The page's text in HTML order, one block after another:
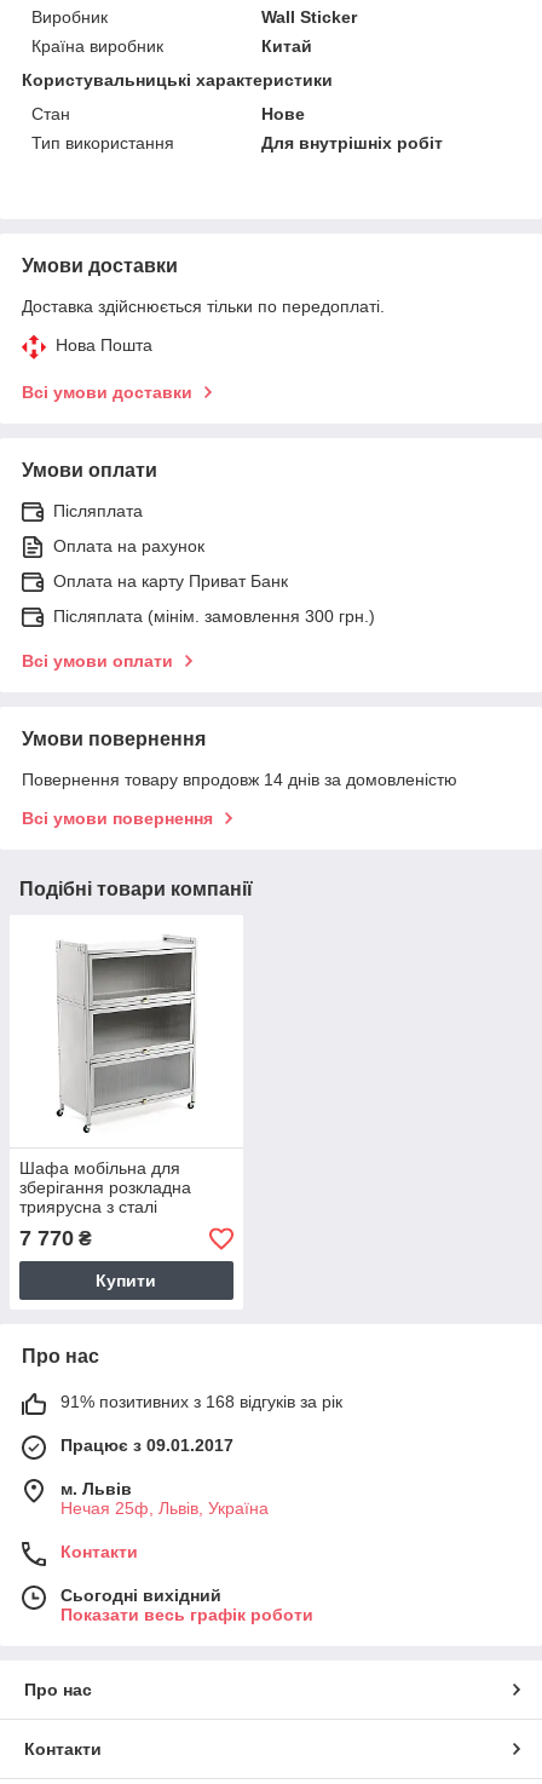
Виробник
Wall Sticker
Країна виробник
Китай
Користувальницькі характеристики
Стан
Нове
Тип використання
Для внутрішніх робіт
Умови доставки
Доставка здійснюється тільки по передоплаті.
Нова Пошта
Всі умови доставки
Умови оплати
Післяплата
Оплата на рахунок
Оплата на карту Приват Банк
Післяплата (мінім. замовлення 300 грн.)
Всі умови оплати
Умови повернення
Повернення товару впродовж 14 днів за домовленістю
Всі умови повернення
Подібні товари компанії
Шафа мобільна для
зберігання розкладна
триярусна з сталі
70х36х112,8см Світло-
сірий SW-00002116
7 770 ₴
Купити
Про нас
91% позитивних з 168 відгуків за рік
Працює з 09.01.2017
м. Львів
Нечая 25ф, Львів, Україна
Контакти
Сьогодні вихідний
Показати весь графік роботи
Про нас
Контакти